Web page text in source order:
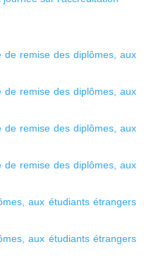
remise des diplômes, aux
remise des diplômes, aux
remise des diplômes, aux
remise des diplômes, aux
aux étudiants étrangers
aux étudiants étrangers